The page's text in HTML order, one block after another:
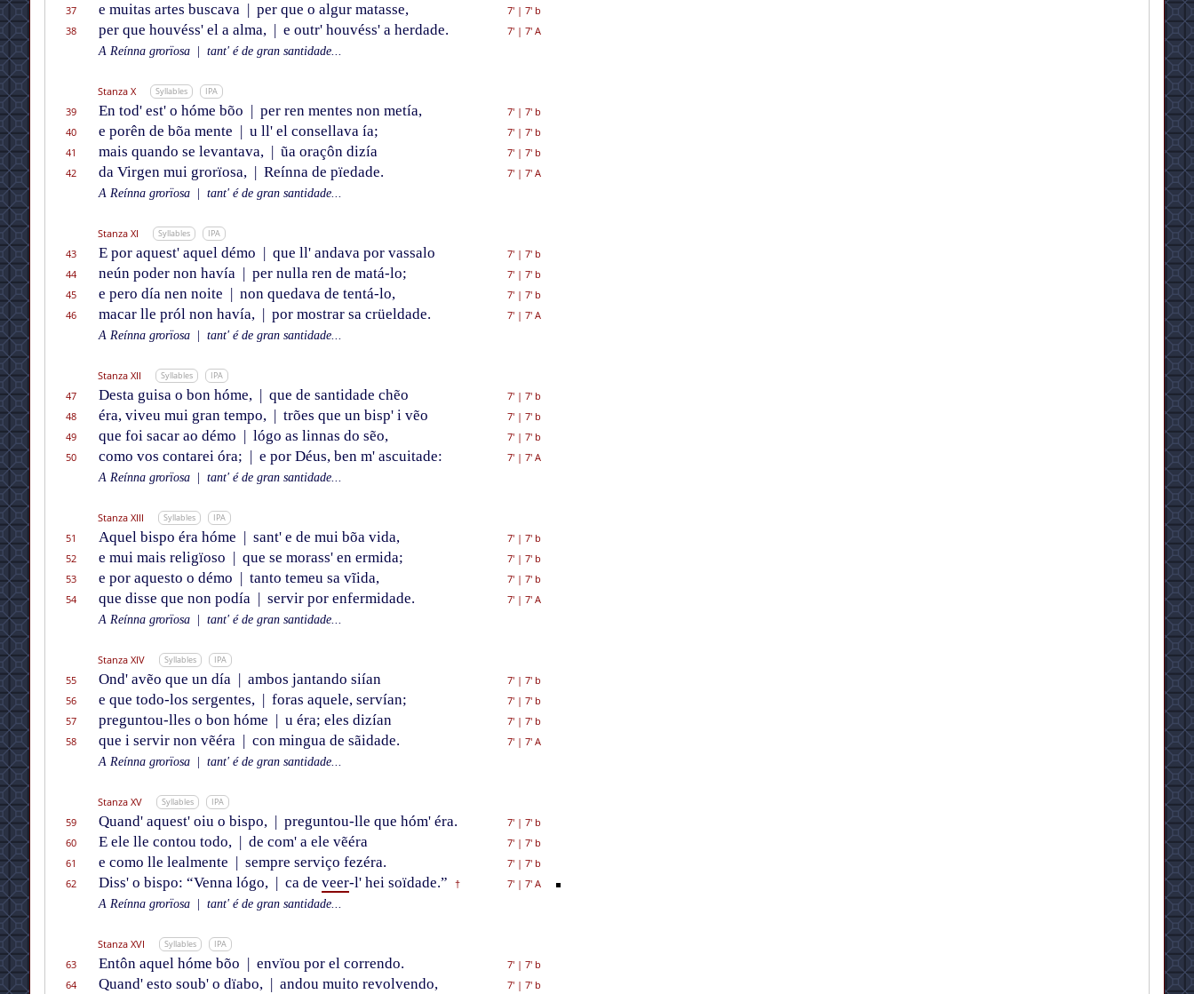
37
e muitas artes buscava | per que o algur matasse, 7'| 7' b
38
per que houvéss' el a alma, | e outr' houvéss' a herdade. 7'| 7' A
A Reínna grorïosa
tant' é de gran santidade...
Stanza X Syllables IPA
39 En tod' est' o hóme bõo | per ren mentes non metía, 7'| 7' b
40
e porên de bõa mente | u ll' el consellava ía; 7'| 7' b
41
mais quando se levantava, | ũa oraçôn dizía 7'| 7' b
42
da Virgen mui grorïosa, | Reínna de pïedade. 7'| 7' A
A Reínna grorïosa
tant' é de gran santidade...
Stanza XI Syllables IPA
43 E por aquest' aquel démo | que ll' andava por vassalo 7'| 7' b
44
neún poder non havía | per nulla ren de matá-lo; 7'| 7' b
45
e pero día nen noite | non quedava de tentá-lo, 7'| 7' b
46
macar lle pról non havía, | por mostrar sa crüeldade. 7'| 7' A
A Reínna grorïosa
tant' é de gran santidade...
Stanza XII Syllables IPA
47 Desta guisa o bon hóme, | que de santidade chẽo 7'| 7' b
48
éra, viveu mui gran tempo, | trões que un bisp' i vẽo 7'| 7' b
49
que foi sacar ao démo | lógo as linnas do sẽo, 7'| 7' b
50
como vos contarei óra; | e por Déus, ben m' ascuitade: 7'| 7' A
A Reínna grorïosa
tant' é de gran santidade...
Stanza XIII Syllables IPA
51 Aquel bispo éra hóme | sant' e de mui bõa vida, 7'| 7' b
52
e mui mais religïoso | que se morass' en ermida; 7'| 7' b
53
e por aquesto o démo | tanto temeu sa vĩida, 7'| 7' b
54
que disse que non podía | servir por enfermidade. 7'| 7' A
A Reínna grorïosa
tant' é de gran santidade...
Stanza XIV Syllables IPA
55 Ond' avẽo que un día | ambos jantando siían 7'| 7' b
56
e que todo-los sergentes, | foras aquele, servían; 7'| 7' b
57
preguntou-lles o bon hóme | u éra; eles dizían 7'| 7' b
58
que i servir non vẽéra | con mingua de sãidade. 7'| 7' A
A Reínna grorïosa
tant' é de gran santidade...
Stanza XV Syllables IPA
59 Quand' aquest' oiu o bispo, | preguntou-lle que hóm' éra. 7'| 7' b
60
E ele lle contou todo, | de com' a ele vẽéra 7'| 7' b
61
e como lle lealmente | sempre serviço fezéra. 7'| 7' b
62
Diss' o bispo: “Venna lógo, | ca de veer-l' hei soïdade.” † 7'| 7' A
A Reínna grorïosa
tant' é de gran santidade...
Stanza XVI Syllables IPA
63 Entôn aquel hóme bõo | envïou por el correndo. 7'| 7' b
64
Quand' esto soub' o dïabo, | andou muito revolvendo, 7'| 7' b